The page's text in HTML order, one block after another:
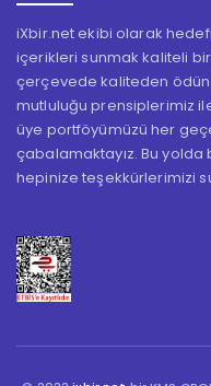
iXbir.net ekibi olarak
içerikleri sunmak kaliteli
çerçevede kaliteden
mutluluğu prensiplerimiz
üye portföyümüzü her
çabalamaktayız. Bu
hepinize teşekkürlerimizi